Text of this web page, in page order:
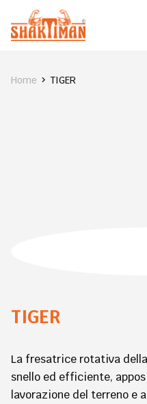
Home TIGER
TIGER
La fresatrice rotativa
snello ed efficiente,
lavorazione del terreno e